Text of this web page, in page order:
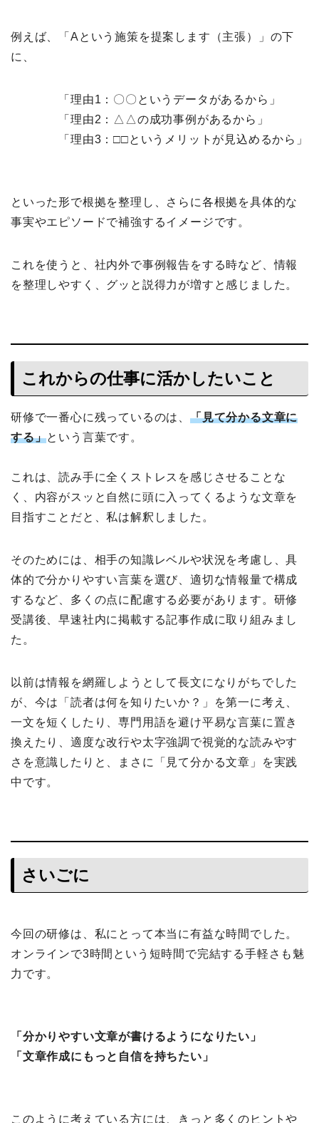
例えば、「Aという施策を提案します（主張）」の下
に、
「理由1：〇〇というデータがあるから」
「理由2：△△の成功事例があるから」
「理由3：□□というメリットが見込めるから」
といった形で根拠を整理し、さらに各根拠を具体的な
事実やエピソードで補強するイメージです。
これを使うと、社内外で事例報告をする時など、情報
を整理しやすく、グッと説得力が増すと感じました。
これからの仕事に活かしたいこと
研修で一番心に残っているのは、 「見て分かる文章に
する」という言葉です。
これは、読み手に全くストレスを感じさせることな
く、内容がスッと自然に頭に入ってくるような文章を
目指すことだと、私は解釈しました。
そのためには、相手の知識レベルや状況を考慮し、具
体的で分かりやすい言葉を選び、適切な情報量で構成
するなど、多くの点に配慮する必要があります。研修
受講後、早速社内に掲載する記事作成に取り組みまし
た。
以前は情報を網羅しようとして長文になりがちでした
が、今は「読者は何を知りたいか？」を第一に考え、
一文を短くしたり、専門用語を避け平易な言葉に置き
換えたり、適度な改行や太字強調で視覚的な読みやす
さを意識したりと、まさに「見て分かる文章」を実践
中です。
さいごに
今回の研修は、私にとって本当に有益な時間でした。
オンラインで3時間という短時間で完結する手軽さも魅
力です。
「分かりやすい文章が書けるようになりたい」
「文章作成にもっと自信を持ちたい」
このように考えている方には、きっと多くのヒントや